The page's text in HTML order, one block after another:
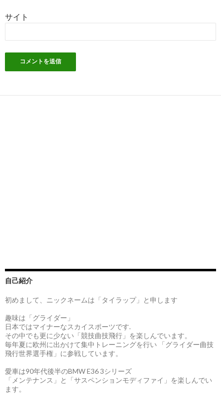
サイト
自己紹介
初めまして、ニックネームは「タイラップ」と申します
趣味は「グライダー」
日本ではマイナーなスカイスポーツです.
その中でも更に少ない「競技曲技飛行」を楽しんでいます。
毎年夏に欧州に出かけて集中トレーニングを行い 「グライダー曲技
飛行世界選手権」に参戦しています。
愛車は90年代後半のBMW E36 3シリーズ
「メンテナンス」と「サスペンションモディファイ」を楽しんでい
ます。